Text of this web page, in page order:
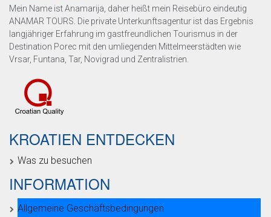
Mein Name ist Anamarija, daher heißt mein Reisebüro eindeutig
ANAMAR TOURS. Die private Unterkunftsagentur ist das Ergebnis
langjähriger Erfahrung im gastfreundlichen Tourismus in der
Destination Porec mit den umliegenden Mittelmeerstädten wie
Vrsar, Funtana, Tar, Novigrad und Zentralistrien.
KROATIEN ENTDECKEN
Was zu besuchen
INFORMATION
Allgemeine Geschäftsbedingungen